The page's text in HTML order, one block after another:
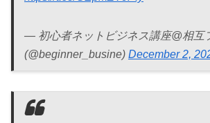
— 初心者ネットビジネス講座@相互
(@beginner_busine) December 2,